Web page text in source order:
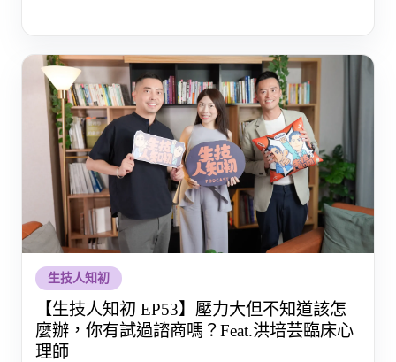
生技人知初
【生技人知初 EP53】壓力大但不知道該怎
麼辦，你有試過諮商嗎？Feat.洪培芸臨床心
理師